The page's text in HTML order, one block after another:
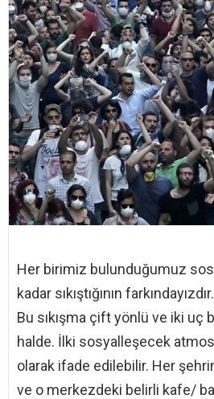
Her birimiz bulunduğumuz
kadar sıkıştığının farkındayızdır.
Bu sıkışma çift yönlü ve iki uç
halde. İlki sosyalleşecek
olarak ifade edilebilir. Her
ve o merkezdeki belirli kafe/